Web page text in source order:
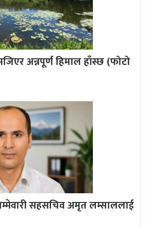
अन्नपूर्ण हिमाल हाँस्छ (फोटो
सहसचिव अमृत लम्साललाई